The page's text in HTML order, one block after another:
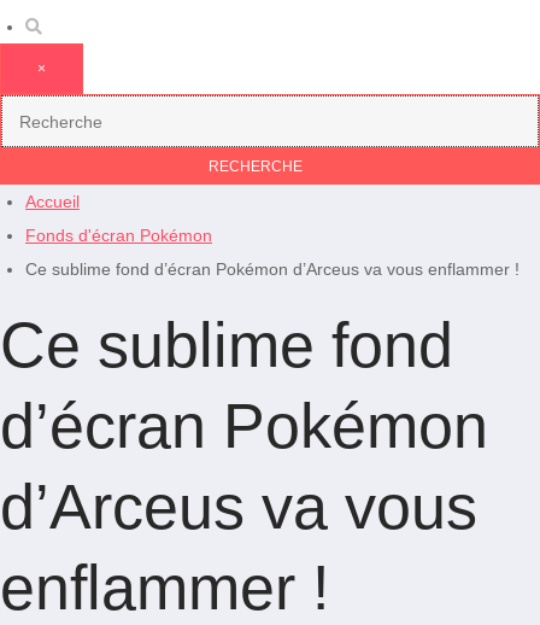
×
Accueil
Fonds d'écran Pokémon
Ce sublime fond d’écran Pokémon d’Arceus va vous enflammer !
Ce sublime fond
d’écran Pokémon
d’Arceus va vous
enflammer !